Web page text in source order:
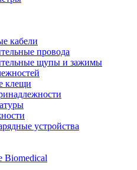
кабели
провода
щупы и зажимы
клещи
устройства
Biomedical